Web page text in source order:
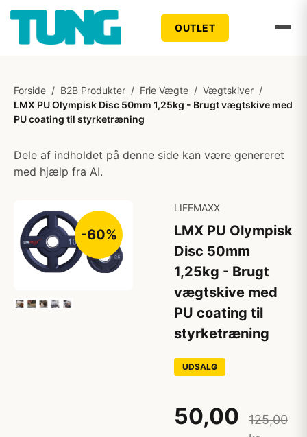
OUTLET
Forside / B2B Produkter / Frie Vægte / Vægtskiver /
LMX PU Olympisk Disc 50mm 1,25kg - Brugt vægtskive med
PU coating til styrketræning
Dele af indholdet på denne side kan være genereret
med hjælp fra AI.
-60%
LIFEMAXX
LMX PU Olympisk
Disc 50mm
1,25kg - Brugt
vægtskive med
PU coating til
styrketræning
UDSALG
50,00
125,00